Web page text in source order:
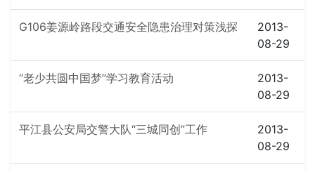
G106姜源岭路段交通安全隐患治理对策浅探
2013-
08-29
“老少共圆中国梦”学习教育活动
2013-
08-29
平江县公安局交警大队“三城同创”工作
2013-
08-29